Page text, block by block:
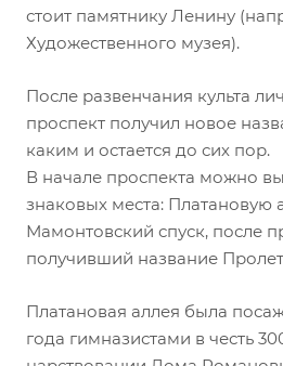
стоит памятнику Ленину
Художественного музея).
После развенчания культа
проспект получил новое
каким и остается до сих пор.
В начале проспекта можно
знаковых места:
Мамонтовский спуск, после
получивший название
Платановая аллея была
года гимназистами в честь